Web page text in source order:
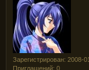
Зарегистрирован: 2008-
Приглашений: 0